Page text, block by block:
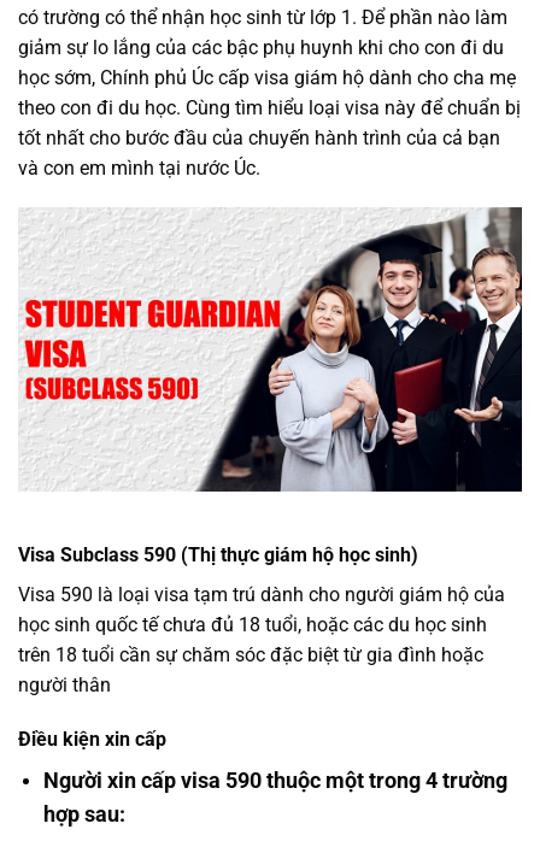
có trường có thể nhận học sinh từ lớp 1. Để phần nào làm
giảm sự lo lắng của các bậc phụ huynh khi cho con đi du
học sớm, Chính phủ Úc cấp visa giám hộ dành cho cha mẹ
theo con đi du học. Cùng tìm hiểu loại visa này để chuẩn bị
tốt nhất cho bước đầu của chuyến hành trình của cả bạn
và con em mình tại nước Úc.
Visa Subclass 590 (Thị thực giám hộ học sinh)
Visa 590 là loại visa tạm trú dành cho người giám hộ của
học sinh quốc tế chưa đủ 18 tuổi, hoặc các du học sinh
trên 18 tuổi cần sự chăm sóc đặc biệt từ gia đình hoặc
người thân
Điều kiện xin cấp
Người xin cấp visa 590 thuộc một trong 4 trường
hợp sau: